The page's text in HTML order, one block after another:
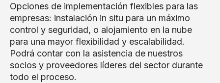
Opciones de implementación flexibles para las
empresas: instalación in situ para un máximo
control y seguridad, o alojamiento en la nube
para una mayor flexibilidad y escalabilidad.
Podrá contar con la asistencia de nuestros
socios y proveedores líderes del sector durante
todo el proceso.